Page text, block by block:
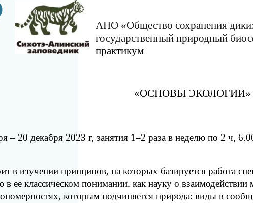
АНО «Общество сохранения
государственный природный
практикум
«ОСНОВЫ ЭКОЛОГИИ»
– 20 декабря 2023 г, занятия 1–2 раза в неделю по 2 ч,
в изучении принципов, на которых базируется работа
в ее классическом понимании, как науку о
которым подчиняется природа: виды в